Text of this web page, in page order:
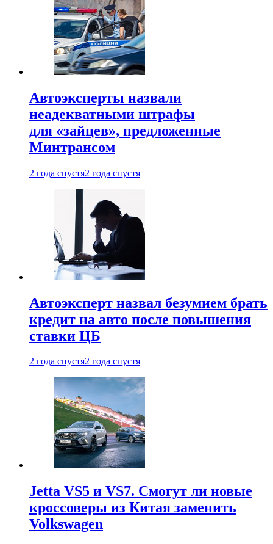
Автоэксперты назвали
неадекватными штрафы
для «зайцев», предложенные
Минтрансом
2 года спустя2 года спустя
Автоэксперт назвал безумием брать
кредит на авто после повышения
ставки ЦБ
2 года спустя2 года спустя
Jetta VS5 и VS7. Смогут ли новые
кроссоверы из Китая заменить
Volkswagen